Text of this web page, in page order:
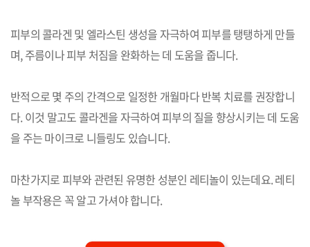
피부의 콜라겐 및 엘라스틴 생성을 자극하여 피부를 탱탱하게 만들
며, 주름이나 피부 처짐을 완화하는 데 도움을 줍니다.
반적으로 몇 주의 간격으로 일정한 개월마다 반복 치료를 권장합니
다. 이것 말고도 콜라겐을 자극하여 피부의 질을 향상시키는 데 도움
을 주는 마이크로 니들링도 있습니다.
마찬가지로 피부와 관련된 유명한 성분인 레티놀이 있는데요. 레티
놀 부작용은 꼭 알고 가셔야 합니다.